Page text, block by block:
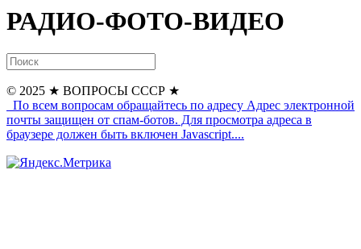
РАДИО-ФОТО-ВИДЕО
© 2025 ★ ВОПРОСЫ СССР ★
По всем вопросам обращайтесь по адресу Адрес электронной
почты защищен от спам-ботов. Для просмотра адреса в
браузере должен быть включен Javascript....